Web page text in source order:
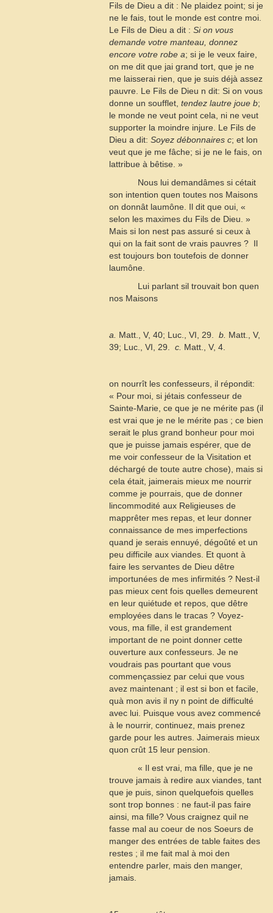
Fils de Dieu a dit : Ne plaidez point; si je
ne le fais, tout le monde est contre moi.
Le Fils de Dieu a dit : Si on vous
demande votre manteau, donnez
encore votre robe a; si je le veux faire,
on me dit que jai grand tort, que je ne
me laisserai rien, que je suis déjà assez
pauvre. Le Fils de Dieu n dit: Si on vous
donne un soufflet, tendez lautre joue b;
le monde ne veut point cela, ni ne veut
supporter la moindre injure. Le Fils de
Dieu a dit: Soyez débonnaires c; et lon
veut que je me fâche; si je ne le fais, on
lattribue à bêtise. »
Nous lui demandâmes si cétait
son intention quen toutes nos Maisons
on donnât laumône. Il dit que oui, «
selon les maximes du Fils de Dieu. » 
Mais si lon nest pas assuré si ceux à
qui on la fait sont de vrais pauvres ?  Il
est toujours bon toutefois de donner
laumône.
Lui parlant sil trouvait bon quen
nos Maisons
a. Matt., V, 40; Luc., VI, 29.  b. Matt., V,
39; Luc., VI, 29.  c. Matt., V, 4.
on nourrît les confesseurs, il répondit:
« Pour moi, si jétais confesseur de
Sainte-Marie, ce que je ne mérite pas (il
est vrai que je ne le mérite pas ; ce bien
serait le plus grand bonheur pour moi
que je puisse jamais espérer, que de
me voir confesseur de la Visitation et
déchargé de toute autre chose), mais si
cela était, jaimerais mieux me nourrir
comme je pourrais, que de donner
lincommodité aux Religieuses de
mapprêter mes repas, et leur donner
connaissance de mes imperfections
quand je serais ennuyé, dégoûté et un
peu difficile aux viandes. Et quont à
faire les servantes de Dieu dêtre
importunées de mes infirmités ? Nest-il
pas mieux cent fois quelles demeurent
en leur quiétude et repos, que dêtre
employées dans le tracas ? Voyez-
vous, ma fille, il est grandement
important de ne point donner cette
ouverture aux confesseurs. Je ne
voudrais pas pourtant que vous
commençassiez par celui que vous
avez maintenant ; il est si bon et facile,
quà mon avis il ny n point de difficulté
avec lui. Puisque vous avez commencé
à le nourrir, continuez, mais prenez
garde pour les autres. Jaimerais mieux
quon crût 15 leur pension.
« Il est vrai, ma fille, que je ne
trouve jamais à redire aux viandes, tant
que je puis, sinon quelquefois quelles
sont trop bonnes : ne faut-il pas faire
ainsi, ma fille? Vous craignez quil ne
fasse mal au coeur de nos Soeurs de
manger des entrées de table faites des
restes ; il me fait mal à moi den
entendre parler, mais den manger,
jamais.